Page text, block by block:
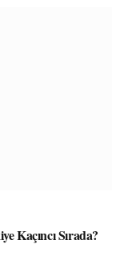
Kaçıncı Sırada?